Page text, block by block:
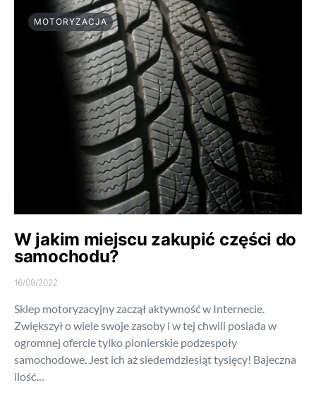
MOTORYZACJA
W jakim miejscu zakupić części do
samochodu?
16/09/2022
Sklep motoryzacyjny zaczął aktywność w Internecie.
Zwiększył o wiele swoje zasoby i w tej chwili posiada w
ogromnej ofercie tylko pionierskie podzespoły
samochodowe. Jest ich aż siedemdziesiąt tysięcy! Bajeczna
ilość…